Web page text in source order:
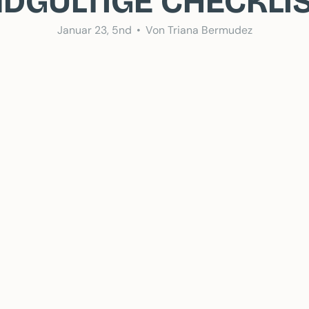
Januar 23, 5nd Von Triana Bermudez